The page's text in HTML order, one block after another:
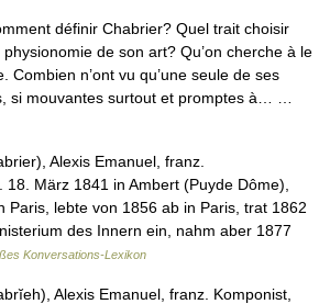
définir Chabrier? Quel trait choisir
de son art? Qu’on cherche à le
Combien n’ont vu qu’une seule de ses
si mouvantes surtout et promptes à… …
Alexis Emanuel, franz.
März 1841 in Ambert (Puyde Dôme),
Paris, lebte von 1856 ab in Paris, trat 1862
des Innern ein, nahm aber 1877
Konversations-Lexikon
Alexis Emanuel, franz. Komponist,